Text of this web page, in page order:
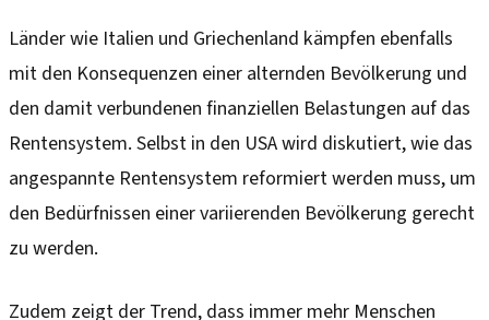
Länder wie Italien und Griechenland kämpfen ebenfalls
mit den Konsequenzen einer alternden Bevölkerung und
den damit verbundenen finanziellen Belastungen auf das
Rentensystem. Selbst in den USA wird diskutiert, wie das
angespannte Rentensystem reformiert werden muss, um
den Bedürfnissen einer variierenden Bevölkerung gerecht
zu werden.
Zudem zeigt der Trend, dass immer mehr Menschen